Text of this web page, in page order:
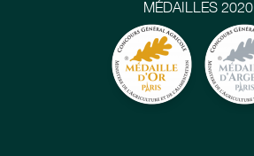
MÉDAILLES 2020